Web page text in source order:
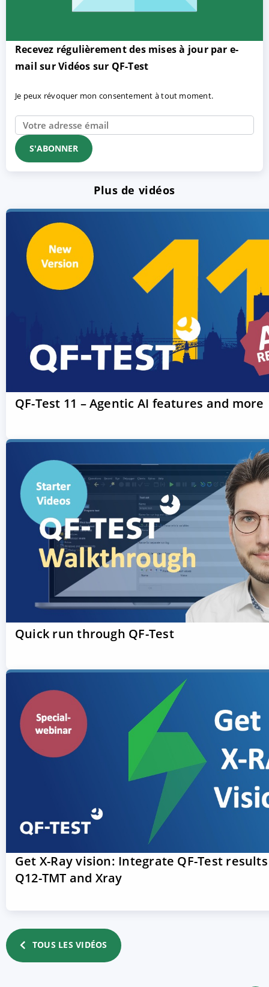
Recevez régulièrement des mises à jour par e-
mail sur Vidéos sur QF-Test
Je peux révoquer mon consentement à tout moment.
Plus de vidéos
QF-Test 11 – Agentic AI features and more
Quick run through QF-Test
Get X-Ray vision: Integrate QF-Test
Q12-TMT and Xray
TOUS LES VIDÉOS